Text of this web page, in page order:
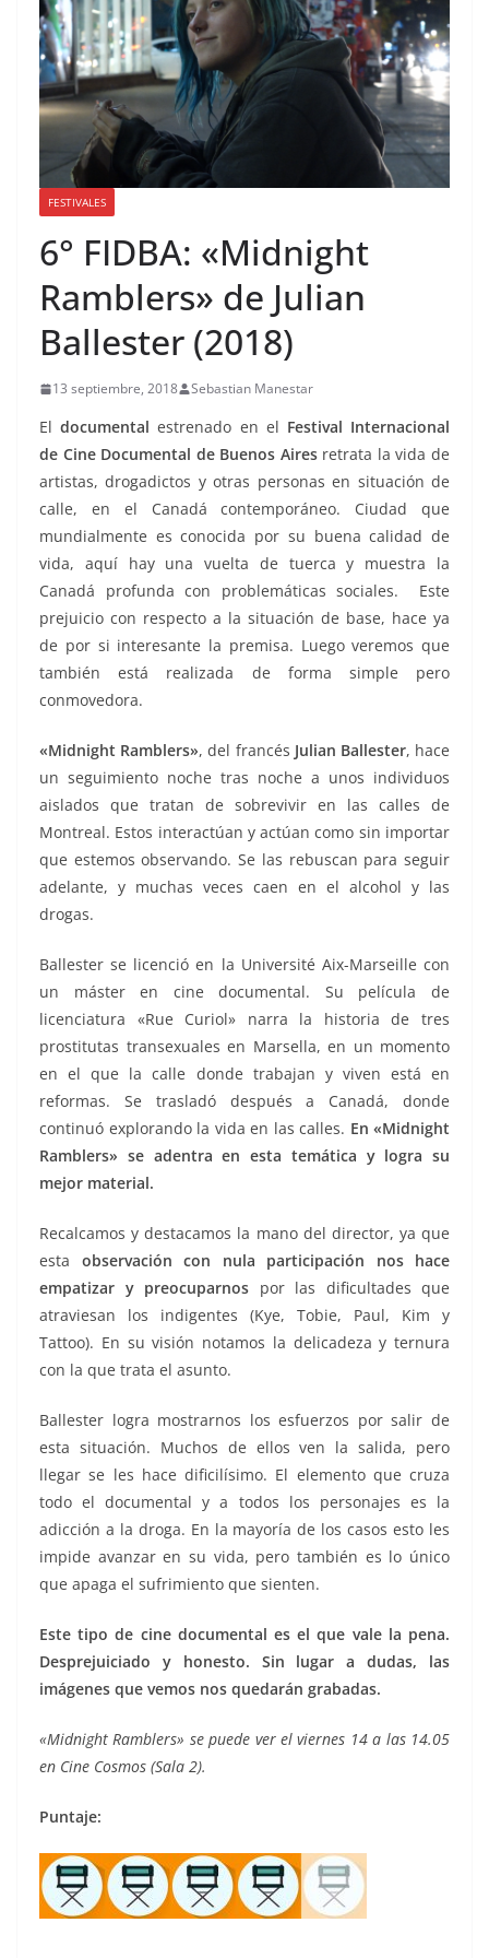
FESTIVALES
6° FIDBA: «Midnight
Ramblers» de Julian
Ballester (2018)
13 septiembre, 2018 Sebastian Manestar
Eldocumental estrenado en el Festival Internacional
de Cine Documental de Buenos Airesretrata la vida de
artistas, drogadictos y otras personas en situación de
calle, en el Canadá contemporáneo. Ciudad que
mundialmente es conocida por su buena calidad de
vida, aquí hay una vuelta de tuerca y muestra la
Canadá profunda con problemáticas sociales. Este
prejuicio con respecto a la situación de base, hace ya
de por si interesante la premisa. Luego veremos que
también está realizada de forma simple pero
conmovedora.
«Midnight Ramblers», del francés Julian Ballester, hace
un seguimiento noche tras noche a unos individuos
aislados que tratan de sobrevivir en las calles de
Montreal. Estos interactúan y actúan como sin importar
que estemos observando. Se las rebuscan para seguir
adelante, y muchas veces caen en el alcohol y las
drogas.
Ballester se licenció en la Université Aix-Marseille con
un máster en cine documental. Su película de
licenciatura «Rue Curiol» narra la historia de tres
prostitutas transexuales en Marsella, en un momento
en el que la calle donde trabajan y viven está en
reformas. Se trasladó después a Canadá, donde
continuó explorando la vida en las calles. En «Midnight
Ramblers» se adentra en esta temática y logra su
mejor material.
Recalcamos y destacamos la mano del director, ya que
esta observación con nula participación nos hace
empatizar y preocuparnos por las dificultades que
atraviesan los indigentes (Kye, Tobie, Paul, Kim y
Tattoo). En su visión notamos la delicadeza y ternura
con la que trata el asunto.
Ballester logra mostrarnos los esfuerzos por salir de
esta situación. Muchos de ellos ven la salida, pero
llegar se les hace dificilísimo. El elemento que cruza
todo el documental y a todos los personajes es la
adicción a la droga. En la mayoría de los casos esto les
impide avanzar en su vida, pero también es lo único
que apaga el sufrimiento que sienten.
Este tipo de cine documental es el que vale la pena.
Desprejuiciado y honesto. Sin lugar a dudas, las
imágenes que vemos nos quedarán grabadas.
«Midnight Ramblers» se puede ver el viernes 14 a las 14.05
en Cine Cosmos (Sala 2).
Puntaje: